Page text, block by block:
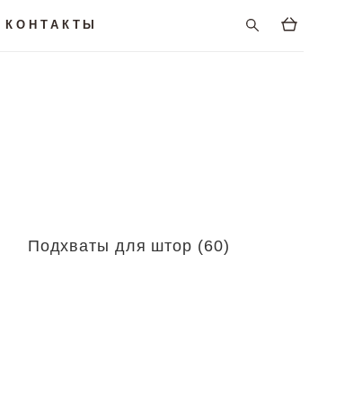
КОНТАКТЫ
Подхваты для штор (60)